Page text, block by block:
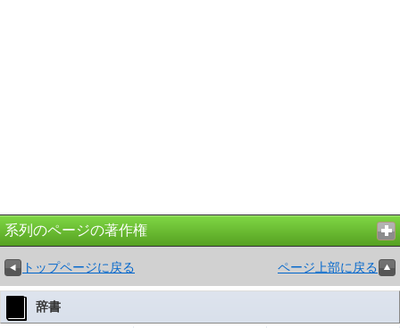
系列のページの著作権
トップページに戻る ページ上部に戻る
辞書